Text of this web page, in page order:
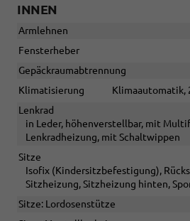
INNEN
Armlehnen
Fensterheber
Gepäckraumabtrennung
Klimatisierung
Klimaautomatik,
Lenkrad
in Leder, höhenverstellbar, mit
Lenkradheizung, mit Schaltwippen
Sitze
Isofix (Kindersitzbefestigung),
Sitzheizung, Sitzheizung hinten,
Sitze: Lordosenstütze